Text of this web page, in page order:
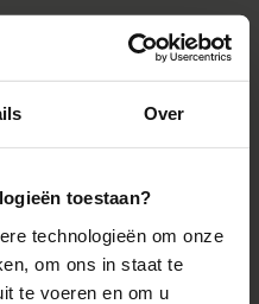
Over
toestaan?
technologieën om onze
om ons in staat te
te voeren en om u